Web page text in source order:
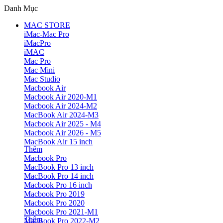
Danh Mục
MAC STORE
iMac-Mac Pro
iMacPro
iMAC
Mac Pro
Mac Mini
Mac Studio
Macbook Air
Macbook Air 2020-M1
Macbook Air 2024-M2
MacBook Air 2024-M3
Macbook Air 2025 - M4
Macbook Air 2026 - M5
MacBook Air 15 inch
Thêm
Macbook Pro
MacBook Pro 13 inch
MacBook Pro 14 inch
Macbook Pro 16 inch
Macbook Pro 2019
Macbook Pro 2020
Macbook Pro 2021-M1
MacBook Pro 2022-M2
Thêm